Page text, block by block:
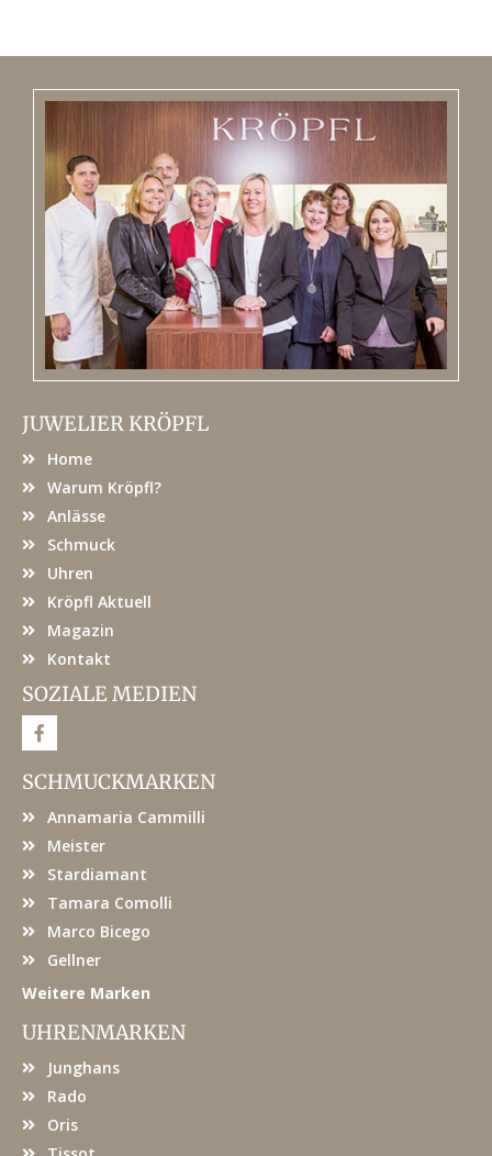
JUWELIER KRÖPFL
Home
Warum Kröpfl?
Anlässe
Schmuck
Uhren
Kröpfl Aktuell
Magazin
Kontakt
SOZIALE MEDIEN
F
a
e
b
o
SCHMUCKMARKEN
Annamaria Cammilli
Meister
Stardiamant
Tamara Comolli
Marco Bicego
Gellner
Weitere Marken
UHRENMARKEN
Junghans
Rado
Oris